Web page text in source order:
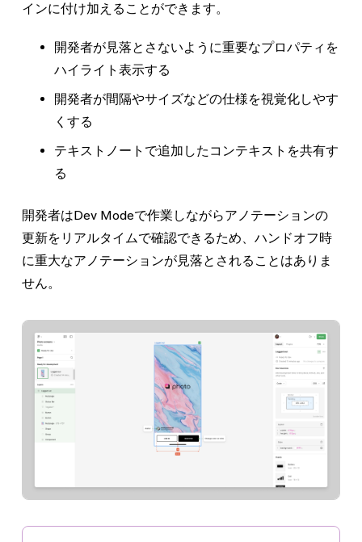
インに付け加えることができます。
開発者が見落とさないように重要なプロパティを
ハイライト表示する
開発者が間隔やサイズなどの仕様を視覚化しやす
くする
テキストノートで追加したコンテキストを共有す
る
開発者はDev Modeで作業しながらアノテーションの
更新をリアルタイムで確認できるため、ハンドオフ時
に重大なアノテーションが見落とされることはありま
せん。